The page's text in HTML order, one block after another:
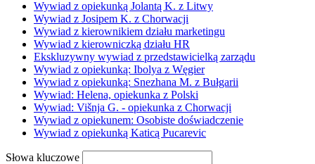
Wywiad z opiekunką Jolantą K. z Litwy
Wywiad z Josipem K. z Chorwacji
Wywiad z kierownikiem działu marketingu
Wywiad z kierowniczką działu HR
Ekskluzywny wywiad z przedstawicielką zarządu
Wywiad z opiekunką: Ibolya z Węgier
Wywiad z opiekunką: Snezhana M. z Bułgarii
Wywiad: Helena, opiekunka z Polski
Wywiad: Višnja G. - opiekunka z Chorwacji
Wywiad z opiekunem: Osobiste doświadczenie
Wywiad z opiekunką Katicą Pucarevic
Słowa kluczowe